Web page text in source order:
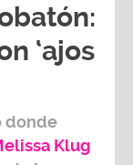
‘ajos
donde
Klug